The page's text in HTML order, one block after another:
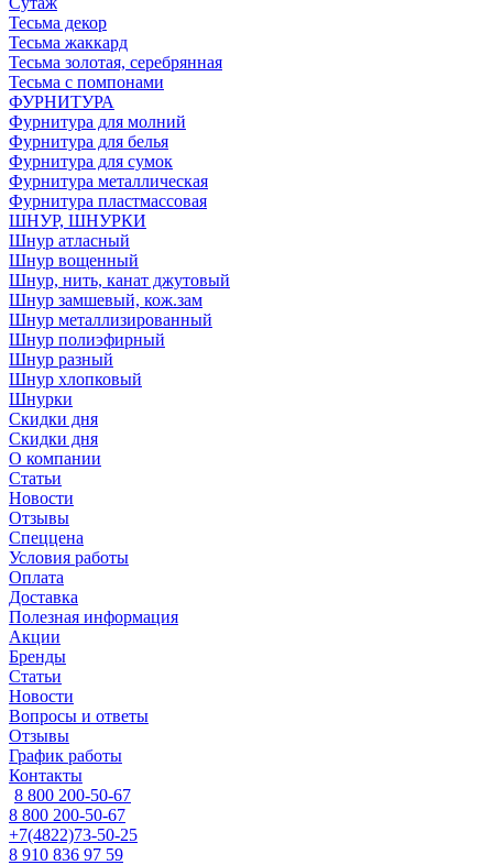
Тесьма декор
Тесьма жаккард
Тесьма золотая, серебрянная
Тесьма с помпонами
ФУРНИТУРА
Фурнитура для молний
Фурнитура для белья
Фурнитура для сумок
Фурнитура металлическая
Фурнитура пластмассовая
ШНУР, ШНУРКИ
Шнур атласный
Шнур вощенный
Шнур, нить, канат джутовый
Шнур замшевый, кож.зам
Шнур металлизированный
Шнур полиэфирный
Шнур разный
Шнур хлопковый
Шнурки
Скидки дня
Скидки дня
О компании
Статьи
Новости
Отзывы
Спеццена
Условия работы
Оплата
Доставка
Полезная информация
Акции
Бренды
Статьи
Новости
Вопросы и ответы
Отзывы
График работы
Контакты
8 800 200-50-67
8 800 200-50-67
+7(4822)73-50-25
8 910 836 97 59